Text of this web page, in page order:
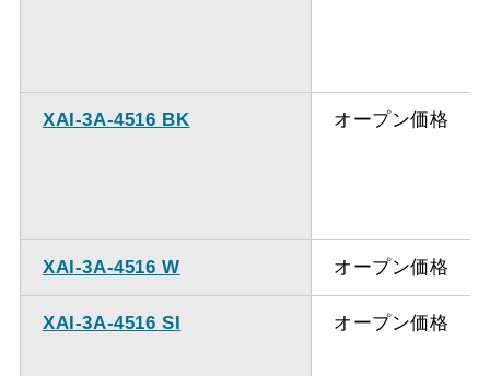
XAI-3A-4516 BK オープン価格
XAI-3A-4516 W オープン価格
XAI-3A-4516 SI オープン価格